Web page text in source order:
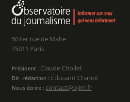
50 ter rue de Malte
75011 Paris
Président : Claude Chollet
Dir. rédaction : Édouard Chanot
Nous écrire : contact@ojim.fr